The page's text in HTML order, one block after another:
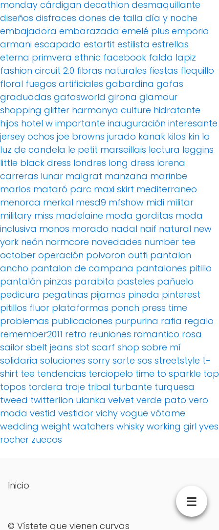
monday cárdigan decathlon desmaquillante
diseños disfraces dones de talla día y noche
embajadora embarazada emelé plus emporio
armani escapada estartit estilista estrellas
eterna primvera ethnic facebook falda lapiz
fashion circuit 2.0 fibras naturales fiestas flequillo
floral fuegos artificiales gabardina gafas
graduadas gafasworld girona glamour
shopping glitter harmonya culture hidratante
hijos hotel w importante inauguración interesante
jersey ochos joe browns jurado kanak kilos kin la
luz de candela le petit marseillais lectura leggins
little black dress londres long dress lorena
carreras lunar malgrat manzana marinbe
marlos mataró parc maxi skirt mediterraneo
menorca merkal mesd9 mfshow midi militar
military miss madelaine moda gorditas moda
inclusiva monos morado nadal naif natural new
york neón normcore novedades number tee
october operación polvoron outfi pantalon
ancho pantalon de campana pantalones pitillo
pantalón pinzas parabita pasteles pañuelo
pedicura pegatinas pijamas pineda pinterest
pitillos fluor plataformas ponch press time
problemas publicaciones purpurina rafia regalo
remember2011 retro reuniones romantico rosa
sailor sbelt jeans sbt scarf shop sobre mí
solidaria soluciones sorry sorte sos streetstyle t-
shirt tee tendencias terciopelo time to sparkle top
topos tordera traje tribal turbante turquesa
tweed twitterllon ulanka velvet verde pato vero
moda vestid vestidor vichy vogue vótame
wedding weight watchers whisky working girl yves
rocher zuecos
Inicio
© Vístete que vienen curvas
☰